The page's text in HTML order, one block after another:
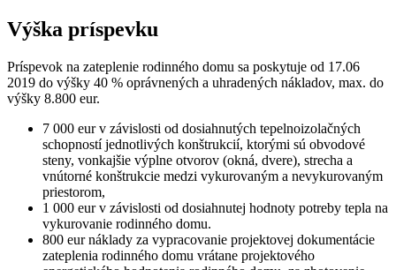
Výška príspevku
Príspevok na zateplenie rodinného domu sa poskytuje od 17.06
2019 do výšky 40 % oprávnených a uhradených nákladov, max. do
výšky 8.800 eur.
7 000 eur v závislosti od dosiahnutých tepelnoizolačných
schopností jednotlivých konštrukcií, ktorými sú obvodové
steny, vonkajšie výplne otvorov (okná, dvere), strecha a
vnútorné konštrukcie medzi vykurovaným a nevykurovaným
priestorom,
1 000 eur v závislosti od dosiahnutej hodnoty potreby tepla na
vykurovanie rodinného domu.
800 eur náklady za vypracovanie projektovej dokumentácie
zateplenia rodinného domu vrátane projektového